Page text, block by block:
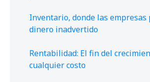
Inventario, donde las empresas
dinero inadvertido
Rentabilidad: El fin del
cualquier costo